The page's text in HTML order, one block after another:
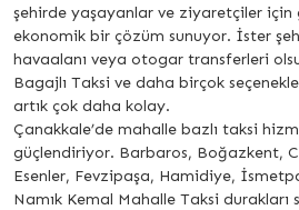
şehirde yaşayanlar ve ziyaretçiler için
ekonomik bir çözüm sunuyor. İster
havaalanı veya otogar transferleri
Bagajlı Taksi ve daha birçok
artık çok daha kolay.
Çanakkale’de mahalle bazlı taksi
güçlendiriyor. Barbaros, Boğazkent,
Esenler, Fevzipaşa, Hamidiye,
Namık Kemal Mahalle Taksi